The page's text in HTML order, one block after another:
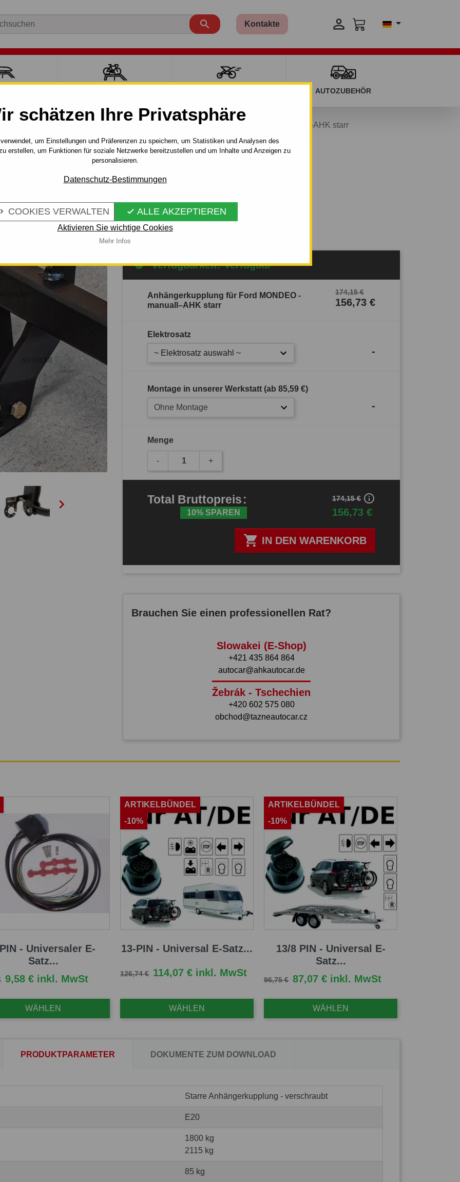
schätzen Ihre Privatsphäre
um Einstellungen und Präferenzen zu speichern, um Statistiken und Analysen des
erstellen, um Funktionen für soziale Netzwerke bereitzustellen und um Inhalte und Anzeigen zu
personalisieren.
Datenschutz-Bestimmungen
COOKIES VERWALTEN  ALLE AKZEPTIEREN
Aktivieren Sie wichtige Cookies
Mehr Infos
 Kontakte 
AUTOZUBEHÖR
Anhängerkupplung für Ford MONDEO - manuall–AHK starr
STARR

Artikel-Nr.:
Anhängerkupplung - manuell–AHK starr.
Mehr Infos
Verfügbarkeit: Verfügbar
Anhängerkupplung für Ford MONDEO -
manuall–AHK starr
174,15 €
156,73 €
Elektrosatz
~ Elektrosatz auswahl ~ -
Montage in unserer Werkstatt (ab 85,59 €)
Ohne Montage -
Menge
- +
 IN DEN WARENKORB
Total Bruttopreis:
10% SPAREN 156,73 €
174,15 € info_outline
Brauchen Sie einen professionellen Rat?
Slowakei (E-Shop)
+421 435 864 864
autocar@ahkautocar.de
Žebrák - Tschechien
+420 602 575 080
obchod@tazneautocar.cz
- Universaler E-
Satz...
Preis
9,58 € inkl. MwSt
WÄHLEN
13-PIN - Universal E-Satz...
Verkaufspreis
126,74 € Preis
114,07 € inkl. MwSt
WÄHLEN
ARTIKELBÜNDEL
-10%
13/8 PIN - Universal E-
Satz...
Verkaufspreis
96,75 € Preis
87,07 € inkl. MwSt
WÄHLEN
ARTIKELBÜNDEL
-10%
PRODUKTPARAMETER DOKUMENTE ZUM DOWNLOAD
Starre Anhängerkupplung - verschraubt
E20
1800 kg
2115 kg
85 kg